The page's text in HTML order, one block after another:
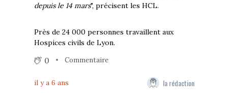
depuis le 14 mars", précisent les HCL.
Près de 24 000 personnes travaillent aux
Hospices civils de Lyon.
0 Commentaire
il y a 6 ans la rédaction